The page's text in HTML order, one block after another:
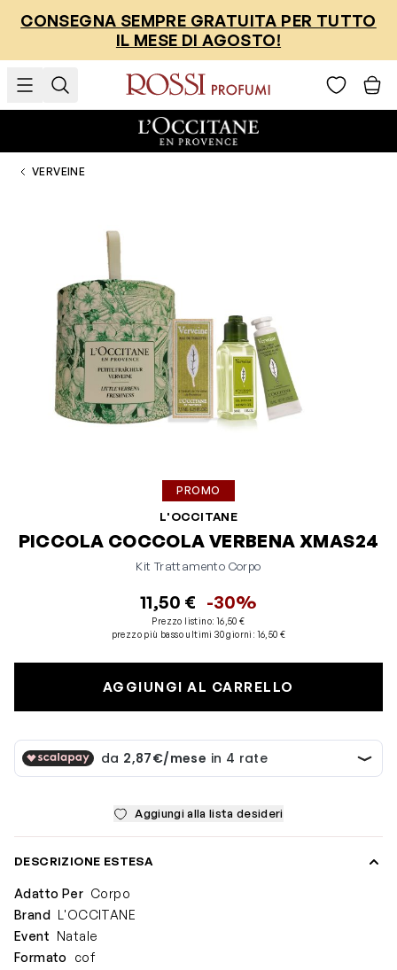
CONSEGNA SEMPRE GRATUITA PER TUTTO
IL MESE DI AGOSTO!
VERVEINE
PROMO
L'OCCITANE
PICCOLA COCCOLA VERBENA XMAS24
Kit Trattamento Corpo
11,50 € -30%
Prezzo listino:16,50 €
prezzo più basso ultimi 30 giorni :16,50 €
AGGIUNGI AL CARRELLO
Aggiungi alla lista desideri
DESCRIZIONE ESTESA
Adatto Per Corpo
Brand L'OCCITANE
Event Natale
Formato
cof